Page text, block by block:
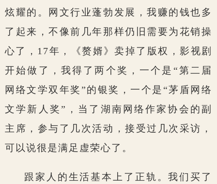
炫耀的。网文行业蓬勃发展，我赚的钱也多
了起来，不像前几年那样仍旧需要为花销操
心了，17年，《赘婿》卖掉了版权，影视剧
开始做了，我得了两个奖，一个是“第二届
网络文学双年奖”的银奖，一个是“茅盾网络
文学新人奖”，当了湖南网络作家协会的副
主席，参与了几次活动，接受过几次采访，
可以说很是满足虚荣心了。
跟家人的生活基本上了正轨。我们买了